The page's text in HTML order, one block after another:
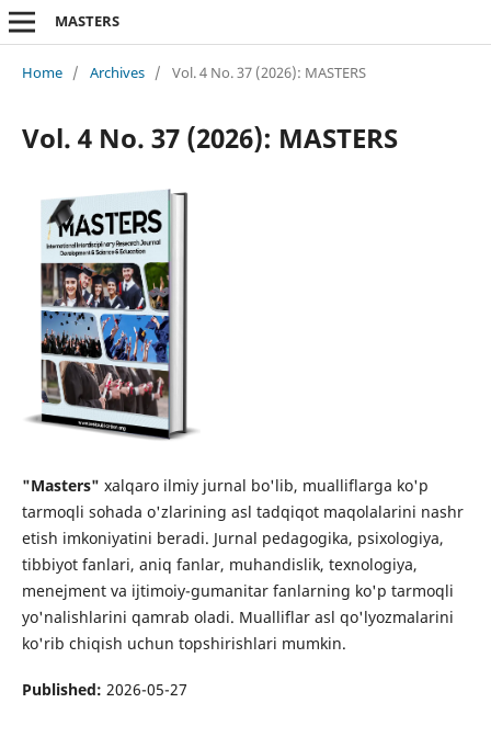
MASTERS
Home / Archives / Vol. 4 No. 37 (2026): MASTERS
Vol. 4 No. 37 (2026): MASTERS
"Masters" xalqaro ilmiy jurnal bo'lib, mualliflarga ko'p
tarmoqli sohada o'zlarining asl tadqiqot maqolalarini nashr
etish imkoniyatini beradi. Jurnal pedagogika, psixologiya,
tibbiyot fanlari, aniq fanlar, muhandislik, texnologiya,
menejment va ijtimoiy-gumanitar fanlarning ko'p tarmoqli
yo'nalishlarini qamrab oladi. Mualliflar asl qo'lyozmalarini
ko'rib chiqish uchun topshirishlari mumkin.
Published: 2026-05-27